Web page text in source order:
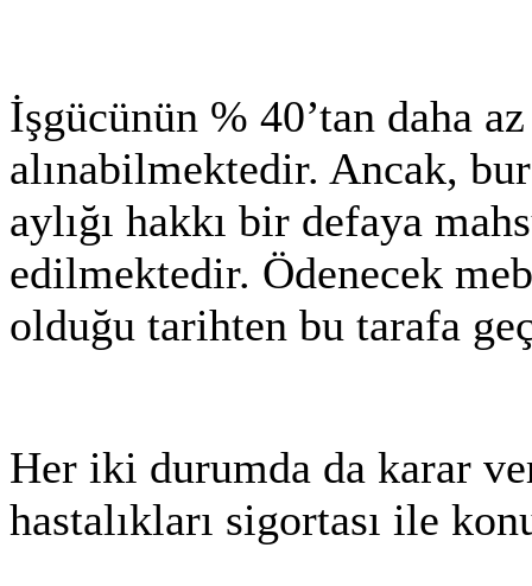
İşgücünün % 40’tan daha
alınabilmektedir. Ancak,
aylığı hakkı bir defaya
edilmektedir. Ödenecek
olduğu tarihten bu tarafa
Her iki durumda da karar
hastalıkları sigortası ile